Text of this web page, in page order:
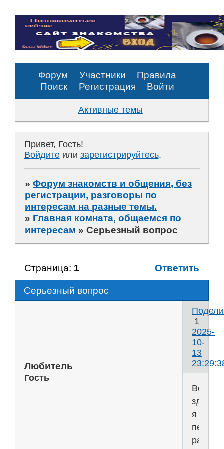
Форум Участники
Правила
Поиск
Регистрация Войти
Активные темы
Привет, Гость!
Войдитеили зарегистрируйтесь.
»Форум знакомств и общения, без
регистрации, разговоры по
интересам на разные темы.
» Главная комната, общаемся по
интересам »Серьезный вопрос
Серьезный вопрос
Страница: 1 Ответить
1
2025-
10-
13
Любитель
Гость
Всем
я
первый
раз